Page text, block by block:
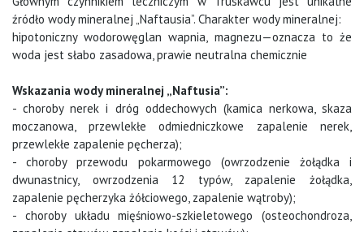
źródło wody mineralnej „Naftausia”. Charakter wody mineralnej:
hipotoniczny wodorowęglan wapnia, magnezu—oznacza to że
woda jest słabo zasadowa, prawie neutralna chemicznie
Wskazania wody mineralnej „Naftusia”:
- choroby nerek i dróg oddechowych (kamica nerkowa, skaza
moczanowa, przewlekłe odmiedniczkowe zapalenie nerek,
przewlekłe zapalenie pęcherza);
- choroby przewodu pokarmowego (owrzodzenie żołądka i
dwunastnicy, owrzodzenia 12 typów, zapalenie żołądka,
zapalenie pęcherzyka żółciowego, zapalenie wątroby);
- choroby układu mięśniowo-szkieletowego (osteochondroza,